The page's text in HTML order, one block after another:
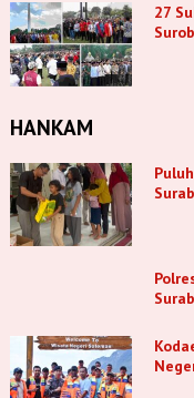
27
HANKAM